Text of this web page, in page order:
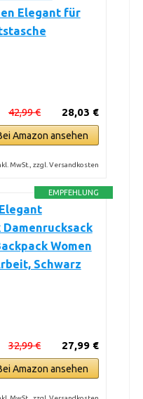
Elegant für
28,03 €
42,99 €
Amazon ansehen
MwSt., zzgl. Versandkosten
EMPFEHLUNG
Women
Schwarz
27,99 €
32,99 €
Amazon ansehen